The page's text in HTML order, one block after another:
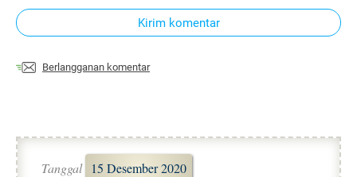
Kirim komentar
Berlangganan komentar
Tanggal 15 Desember 2020